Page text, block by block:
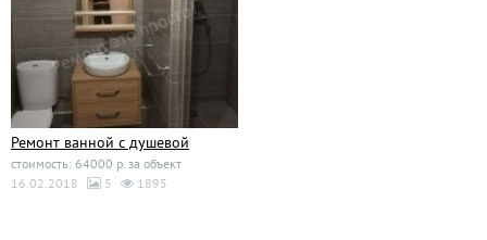
Ремонт ванной с душевой
стоимость: 64000 р. за объект
16.02.2018
5 1895